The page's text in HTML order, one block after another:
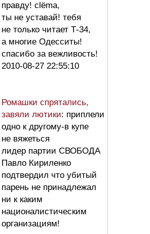
правду! сlёma,
ты не уставай! тебя
не только читает Т-34,
а многие Одесситы!
спасибо за вежливость!
2010-08-27 22:55:10
Ромашки спрятались,
завяли лютики: приплели
одно к другому-в купе
не вяжеться
лидер партии СВОБОДА
Павло Кириленко
подтвердил что убитый
парень не принадлежал
ни к каким
националистическим
организациям!